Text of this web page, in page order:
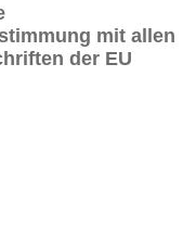
mit allen
der EU